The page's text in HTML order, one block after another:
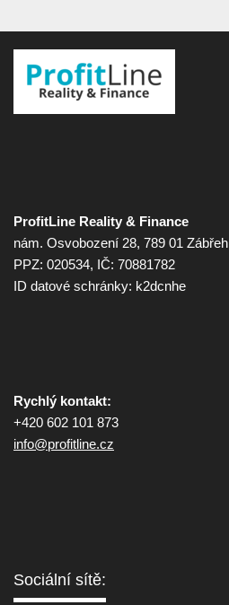
ProfitLine Reality & Finance
nám. Osvobození 28, 789 01 Zábřeh
PPZ: 020534, IČ: 70881782
ID datové schránky: k2dcnhe
Rychlý kontakt:
+420 602 101 873
info@profitline.cz
Sociální sítě: